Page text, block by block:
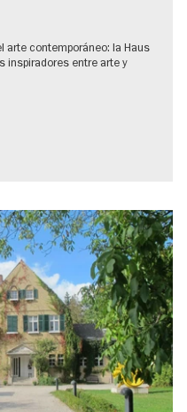
arte contemporáneo: la Haus
inspiradores entre arte y